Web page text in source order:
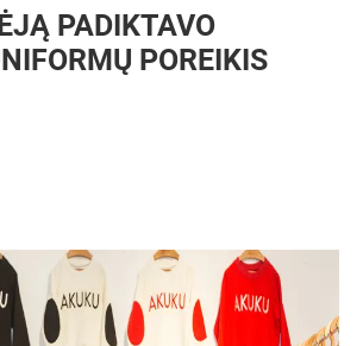
PADIKTAVO
POREIKIS